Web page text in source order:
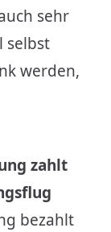
sehr
selbst
werden,
zahlt
bezahlt